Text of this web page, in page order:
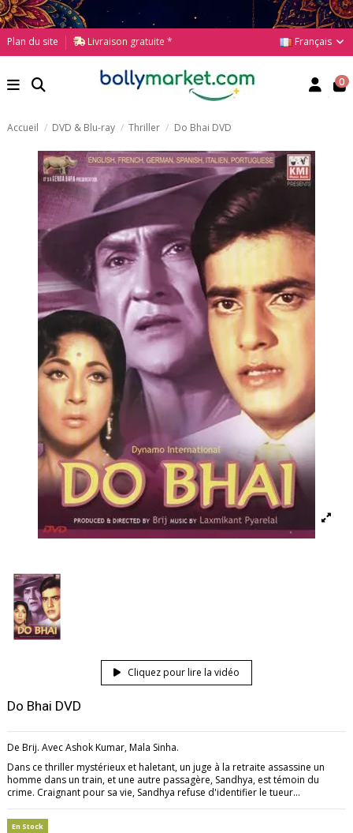
Plan du site Livraison gratuite * Français
0
Accueil DVD & Blu-ray Thriller Do Bhai DVD
Cliquez pour lire la vidéo
Do Bhai DVD
De Brij. Avec Ashok Kumar, Mala Sinha.
Dans ce thriller mystérieux et haletant, un juge à la retraite assassine un
homme dans un train, et une autre passagère, Sandhya, est témoin du
crime. Craignant pour sa vie, Sandhya refuse d'identifier le tueur...
En Stock